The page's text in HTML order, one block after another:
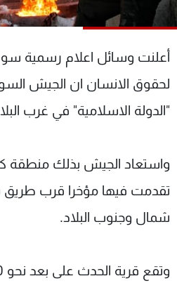
أعلنت وسائل اعلام رسمية
لحقوق الانسان ان الجيش
"الدولة الاسلامية" في غرب
واستعاد الجيش بذلك منطقة
تقدمت فيها مؤخرا قرب طريق
شمال وجنوب البلاد.
شاهد البرامج
عن MTV
الإنـتـاج
لاعلاناتكم
وظائف
تواصل
شروط